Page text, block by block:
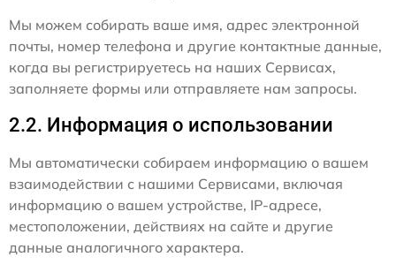
Мы можем собирать ваше имя, адрес электронной
почты, номер телефона и другие контактные данные,
когда вы регистрируетесь на наших Сервисах,
заполняете формы или отправляете нам запросы.
2.2. Информация о использовании
Мы автоматически собираем информацию о вашем
взаимодействии с нашими Сервисами, включая
информацию о вашем устройстве, IP-адресе,
местоположении, действиях на сайте и другие
данные аналогичного характера.